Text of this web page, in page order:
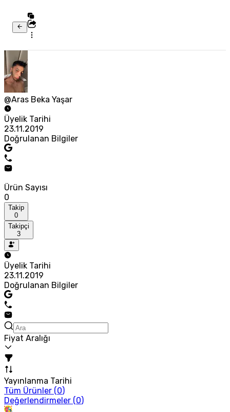
@Aras Beka Yaşar
Üyelik Tarihi
23.11.2019
Doğrulanan Bilgiler
Ürün Sayısı
0
Takip
0
Takipçi
3
Üyelik Tarihi
23.11.2019
Doğrulanan Bilgiler
Fiyat Aralığı
Yayınlanma Tarihi
Tüm Ürünler (0)
Değerlendirmeler (0)